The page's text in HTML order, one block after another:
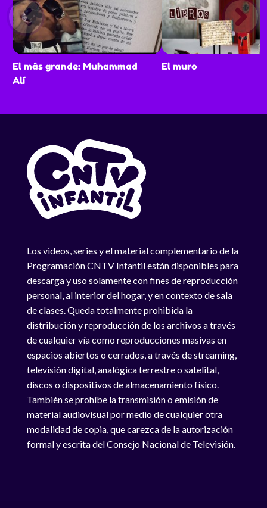
El más grande: Muhammad
Alí
El muro
Los videos, series y el material complementario de la
Programación CNTV Infantil están disponibles para
descarga y uso solamente con fines de reproducción
personal, al interior del hogar, y en contexto de sala
de clases. Queda totalmente prohibida la
distribución y reproducción de los archivos a través
de cualquier vía como reproducciones masivas en
espacios abiertos o cerrados, a través de streaming,
televisión digital, analógica terrestre o satelital,
discos o dispositivos de almacenamiento físico.
También se prohíbe la transmisión o emisión de
material audiovisual por medio de cualquier otra
modalidad de copia, que carezca de la autorización
formal y escrita del Consejo Nacional de Televisión.